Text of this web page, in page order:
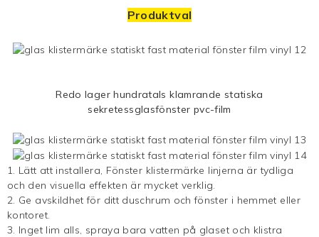
Produktval
Redo lager hundratals klamrande statiska
sekretessglasfönster pvc-film
1. Lätt att installera, Fönster klistermärke linjerna är tydliga
och den visuella effekten är mycket verklig.
2. Ge avskildhet för ditt duschrum och fönster i hemmet eller
kontoret.
3. Inget lim alls, spraya bara vatten på glaset och klistra